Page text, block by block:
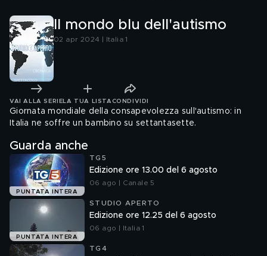
Il mondo blu dell'autismo
02 apr 2024 | Italia 1
VAI ALLA SERIE LA TUA LISTA CONDIVIDI
Giornata mondiale della consapevolezza sull'autismo: in
Italia ne soffre un bambino su settantasette.
Guarda anche
PUNTATA INTERA
TG5
Edizione ore 13.00 del 6 agosto
06 ago | Canale 5
PUNTATA INTERA
STUDIO APERTO
Edizione ore 12.25 del 6 agosto
06 ago | Italia 1
TG4